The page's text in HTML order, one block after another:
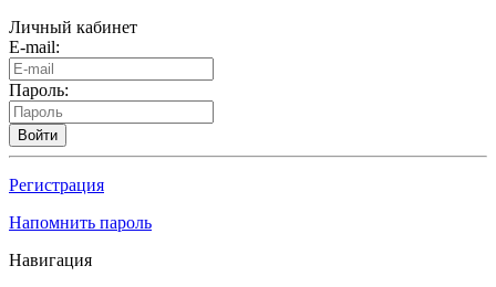
Личный кабинет
E-mail:
Пароль:
Войти
Регистрация
Напомнить пароль
Навигация